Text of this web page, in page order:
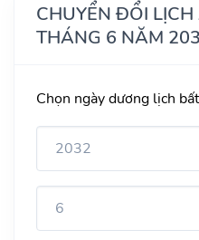
CHUYỂN ĐỔI
THÁNG 6 NĂM
Chọn ngày dương lịch